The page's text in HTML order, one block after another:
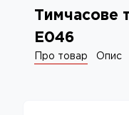
Тимчасове
E046
Про товар Опис